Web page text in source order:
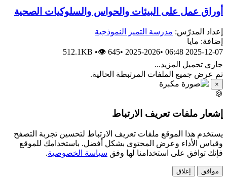
أوراق عمل على البيئات والحواس والسلوكيات الصحية
إعداد المدرّس: مدرسة التميز النموذجية
إضافة: مايا
2025-12-07 06:48
•
2025-2026
•
512.1KB •👁 645
جاري تحميل المزيد...
تم عرض جميع الملفات المرتبطة الحالية.
×
🍪
إشعار ملفات تعريف الارتباط
يستخدم هذا الموقع ملفات تعريف الارتباط لتحسين تجربة التصفح
وقياس الأداء وعرض المحتوى بشكل أفضل. باستخدامك للموقع
فإنك توافق على استخدامنا لها وفق سياسة الخصوصية.
موافق إغلاق